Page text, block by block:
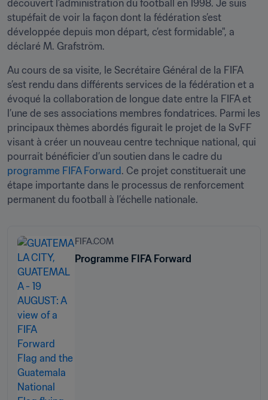
découvert l’administration du football en 1998. Je suis
stupéfait de voir la façon dont la fédération s’est
développée depuis mon départ, c’est formidable", a
déclaré M. Grafström.
Au cours de sa visite, le Secrétaire Général de la FIFA
s’est rendu dans différents services de la fédération et a
évoqué la collaboration de longue date entre la FIFA et
l’une de ses associations membres fondatrices. Parmi les
principaux thèmes abordés figurait le projet de la SvFF
visant à créer un nouveau centre technique national, qui
programme FIFA Forward . Ce projet constituerait une
étape importante dans le processus de renforcement
permanent du football à l’échelle nationale.
FIFA.COM
Programme FIFA Forward